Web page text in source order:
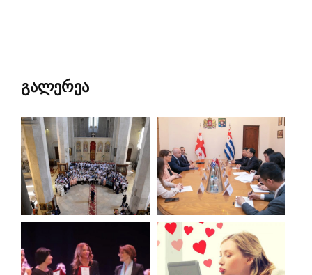
გალერეა